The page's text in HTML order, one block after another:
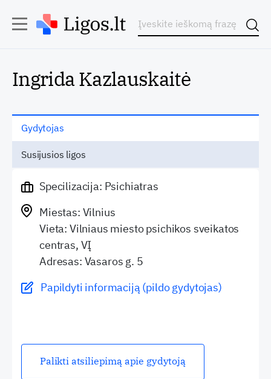
Ingrida Kazlauskaitė
Gydytojas
Susijusios ligos
Specilizacija: Psichiatras
Miestas: Vilnius
Vieta: Vilniaus miesto psichikos sveikatos
centras, VĮ
Adresas: Vasaros g. 5
Papildyti informaciją (pildo gydytojas)
Palikti atsiliepimą apie gydytoją